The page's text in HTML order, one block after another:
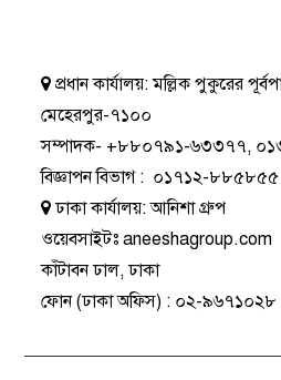
প্রধান কার্যালয়:মল্লিক পুকুরের
মেহেরপুর-৭১০০
সম্পাদক- +৮৮০৭৯১-৬৩৩৭৭,
বিজ্ঞাপন বিভাগ: ০১৭১২-৮৮৫৮৫৫
ঢাকা কার্যালয়:আনিশা গ্রুপ
ওয়েবসাইটঃaneeshagroup.com
কাঁটাবন ঢাল, ঢাকা
ফোন(ঢাকা অফিস) : ০২-৯৬৭১০২৮